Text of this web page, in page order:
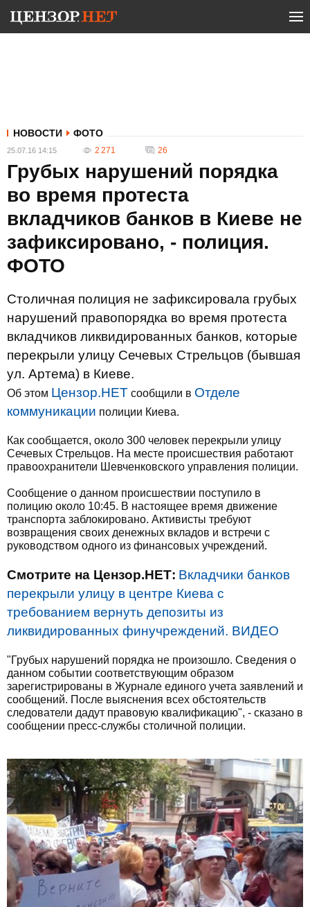
НОВОСТИ ФОТО
25.07.16 14:15 2 271 26
Грубых нарушений порядка
во время протеста
вкладчиков банков в Киеве не
зафиксировано, - полиция.
ФОТО
Столичная полиция не зафиксировала грубых
нарушений правопорядка во время протеста
вкладчиков ликвидированных банков, которые
перекрыли улицу Сечевых Стрельцов (бывшая
ул. Артема) в Киеве.
Об этом Цензор.НЕТ сообщили в Отделе
коммуникации полиции Киева.
Как сообщается, около 300 человек перекрыли улицу
Сечевых Стрельцов. На месте происшествия работают
правоохранители Шевченковского управления полиции.
Сообщение о данном происшествии поступило в
полицию около 10:45. В настоящее время движение
транспорта заблокировано. Активисты требуют
возвращения своих денежных вкладов и встречи с
руководством одного из финансовых учреждений.
Смотрите на Цензор.НЕТ: Вкладчики банков
перекрыли улицу в центре Киева с
требованием вернуть депозиты из
ликвидированных финучреждений. ВИДЕО
"Грубых нарушений порядка не произошло. Сведения о
данном событии соответствующим образом
зарегистрированы в Журнале единого учета заявлений и
сообщений. После выяснения всех обстоятельств
следователи дадут правовую квалификацию", - сказано в
сообщении пресс-службы столичной полиции.